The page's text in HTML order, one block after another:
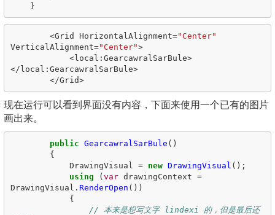
}
<Grid HorizontalAlignment="Center"
VerticalAlignment="Center">
<local : GearcawralSarBule>
</local : GearcawralSarBule>
</Grid>
现在运行可以看到界面没有内容，下面来使用一个已有的图片
画出来。
public GearcawralSarBule ()
{
DrawingVisual
= new DrawingVisual ();
using
(var drawingContext =
DrawingVisual . RenderOpen ())
{
// 本来是想写文字 lindexi 的，但是最后还